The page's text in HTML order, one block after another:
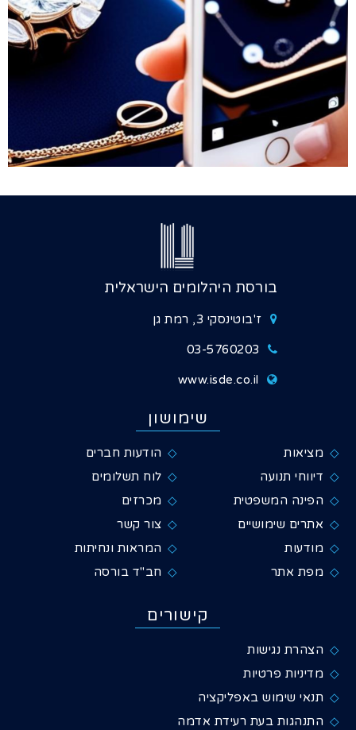
בורסת היהלומים הישראלית
ז'בוטינסקי 3, רמת גן
03-5760203
www.isde.co.il
שימושון
מציאות
הודעות חברים
דיווחי תנועה
לוח תשלומים
הפינה המשפטית
מכרזים
אתרים שימושיים
צור קשר
מודעות
המראות ונחיתות
מפת אתר
חב"ד בורסה
קישורים
הצהרת נגישות
מדיניות פרטיות
תנאי שימוש באפליקציה
התנהגות בעת רעידת אדמה